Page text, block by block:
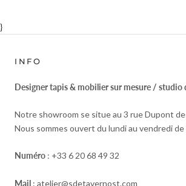
}
INFO
Designer tapis & mobilier sur mesure / studio
Notre showroom se situe au 3 rue Dupont
Nous sommes ouvert du lundi au vendredi
Numéro : +33 6 20 68 49 32
Mail : atelier@sdetavernost.com